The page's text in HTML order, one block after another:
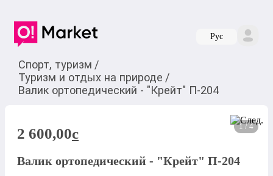
Руc
Спорт, туризм /
Туризм и отдых на природе /
Валик ортопедический - "Крейт" П-204
1 / 4
2 600,00c
Валик ортопедический - "Крейт" П-204